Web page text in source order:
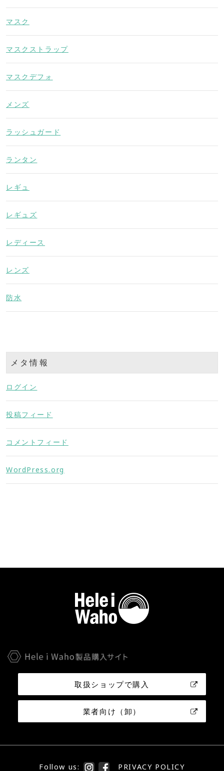
マスク
マスクストラップ
マスクデフォ
メンズ
ラッシュガード
ランタン
レギュ
レギュズ
レディース
レンズ
防水
メタ情報
ログイン
投稿フィード
コメントフィード
WordPress.org
取扱ショップで購入
業者向け（卸）
Follow us: PRIVACY POLICY